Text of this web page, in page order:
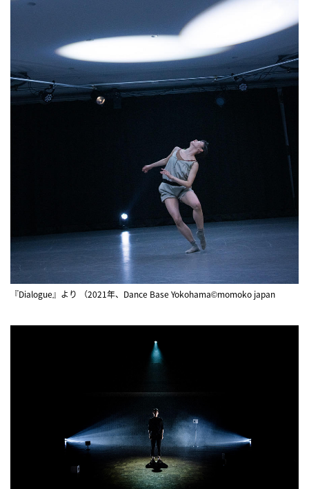
『Dialogue』より （2021年、Dance Base Yokohama©momoko japan